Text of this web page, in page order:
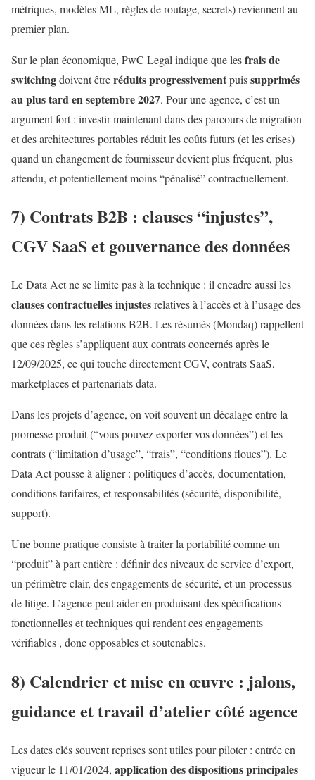
métriques, modèles ML, règles de routage, secrets) reviennent au
premier plan.
Sur le plan économique, PwC Legal indique que lesfrais de
switchingdoivent êtreréduits progressivementpuissupprimés
au plus tard en septembre 2027. Pour une agence, c’est un
argument fort : investir maintenant dans des parcours de migration
et des architectures portables réduit les coûts futurs (et les crises)
quand un changement de fournisseur devient plus fréquent, plus
attendu, et potentiellement moins “pénalisé” contractuellement.
7) Contrats B2B : clauses “injustes”,
CGV SaaS et gouvernance des données
Le Data Act ne se limite pas à la technique : il encadre aussi les
clauses contractuelles injustesrelatives à l’accès et à l’usage des
données dans les relations B2B. Les résumés (Mondaq) rappellent
que ces règles s’appliquent aux contrats concernés après le
12/09/2025, ce qui touche directement CGV, contrats SaaS,
marketplaces et partenariats data.
Dans les projets d’agence, on voit souvent un décalage entre la
promesse produit (“vous pouvez exporter vos données”) et les
contrats (“limitation d’usage”, “frais”, “conditions floues”). Le
Data Act pousse à aligner : politiques d’accès, documentation,
conditions tarifaires, et responsabilités (sécurité, disponibilité,
support).
Une bonne pratique consiste à traiter la portabilité comme un
“produit” à part entière : définir des niveaux de service d’export,
un périmètre clair, des engagements de sécurité, et un processus
de litige. L’agence peut aider en produisant des spécifications
fonctionnelles et techniques qui rendent ces engagements
vérifiables , donc opposables et soutenables.
8) Calendrier et mise en œuvre : jalons,
guidance et travail d’atelier côté agence
Les dates clés souvent reprises sont utiles pour piloter : entrée en
vigueur le 11/01/2024, application des dispositions principales